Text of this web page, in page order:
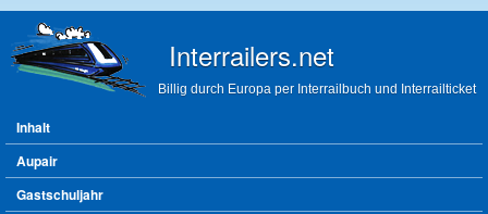
Interrailers.net
Billig durch Europa per Interrailbuch und Interrailticket
Hauptmenü
Inhalt
Aupair
Gastschuljahr